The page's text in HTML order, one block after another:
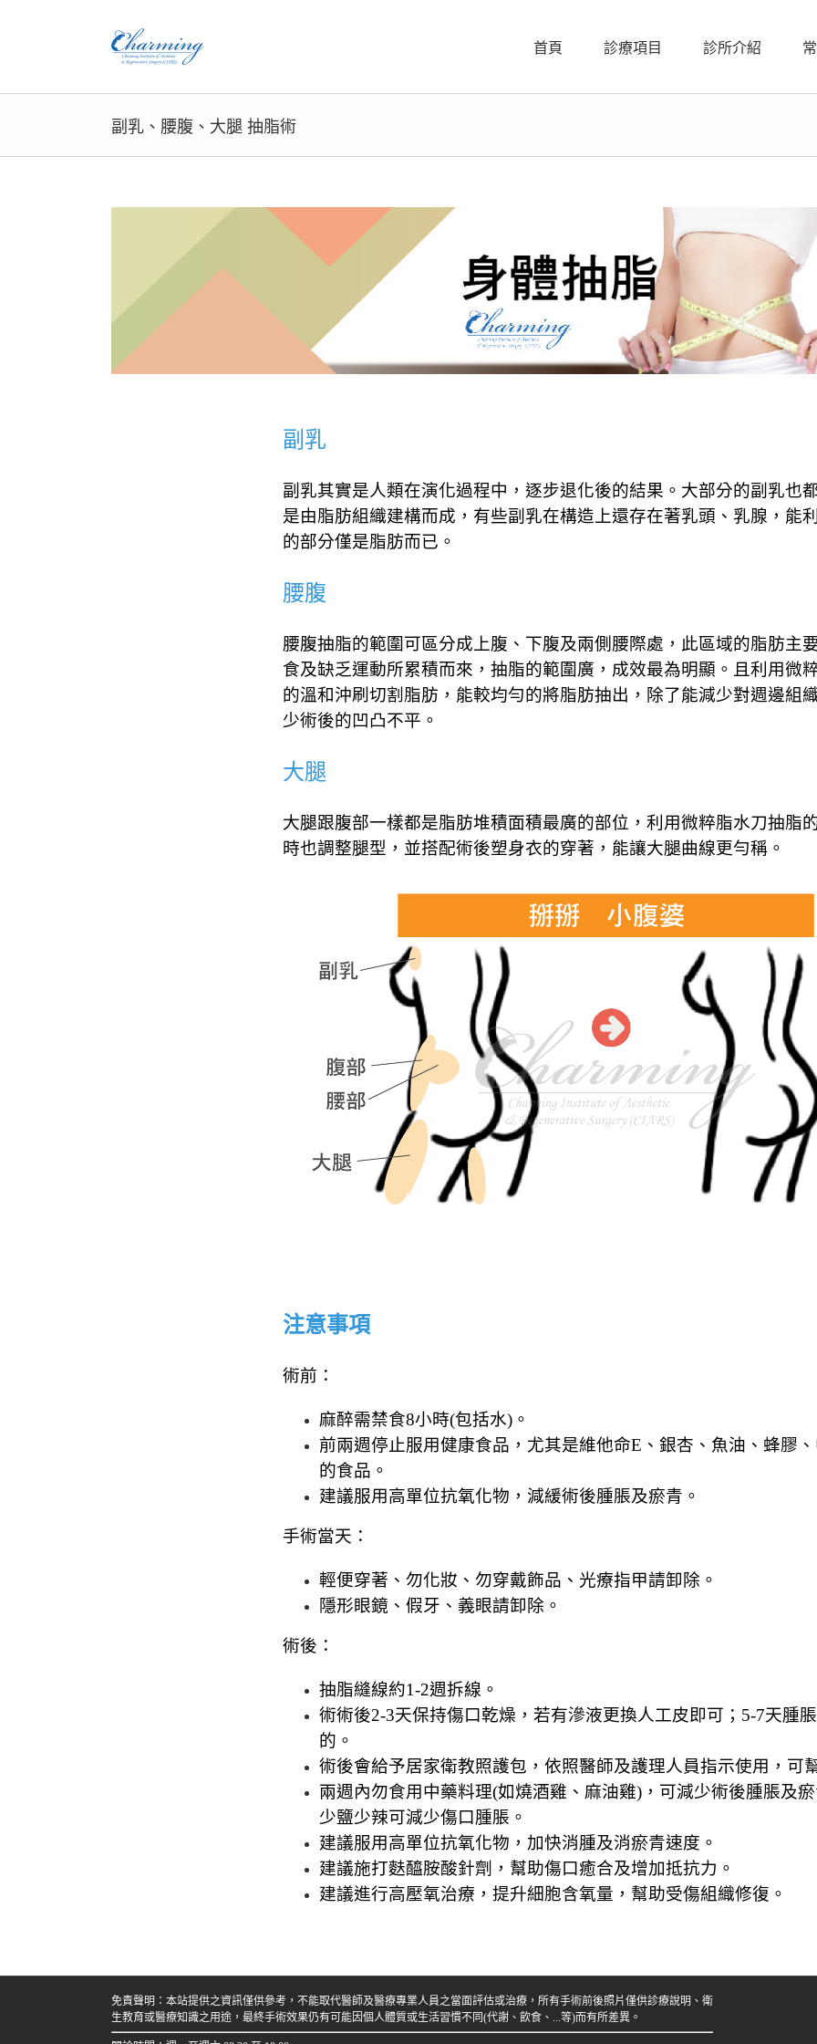
首頁 診療項目 診所介紹
副乳、腰腹、大腿 抽脂術
副乳
副乳其實是人類在演化過程中，逐步退化後的結果。大部分的副乳也
是由脂肪組織建構而成，有些副乳在構造上還存在著乳頭、乳腺，能
的部分僅是脂肪而已。
腰腹
腰腹抽脂的範圍可區分成上腹、下腹及兩側腰際處，此區域的脂肪主
食及缺乏運動所累積而來，抽脂的範圍廣，成效最為明顯。且利用微
的溫和沖刷切割脂肪，能較均勻的將脂肪抽出，除了能減少對週邊組
少術後的凹凸不平。
大腿
大腿跟腹部一樣都是脂肪堆積面積最廣的部位，利用微粹脂水刀抽脂
時也調整腿型，並搭配術後塑身衣的穿著，能讓大腿曲線更勻稱。
注意事項
術前：
麻醉需禁食8小時(包括水)。
前兩週停止服用健康食品，尤其是維他命E、銀杏、魚油、蜂膠
的食品。
建議服用高單位抗氧化物，減緩術後腫脹及瘀青。
手術當天：
輕便穿著、勿化妝、勿穿戴飾品、光療指甲請卸除。
隱形眼鏡、假牙、義眼請卸除。
術後：
抽脂縫線約1-2週拆線。
術術後2-3天保持傷口乾燥，若有滲液更換人工皮即可；5-7天腫
的。
術後會給予居家衛教照護包，依照醫師及護理人員指示使用，可
兩週內勿食用中藥料理(如燒酒雞、麻油雞)，可減少術後腫脹及瘀
少鹽少辣可減少傷口腫脹。
建議服用高單位抗氧化物，加快消腫及消瘀青速度。
建議施打麩醯胺酸針劑，幫助傷口癒合及增加抵抗力。
建議進行高壓氧治療，提升細胞含氧量，幫助受傷組織修復。
免責聲明：本站提供之資訊僅供參考，不能取代醫師及醫療專業人員之當面評估或治療，所有手術前後照片僅供診療說明、衛
生教育或醫療知識之用途，最終手術效果仍有可能因個人體質或生活習慣不同(代謝、飲食、...等)而有所差異。